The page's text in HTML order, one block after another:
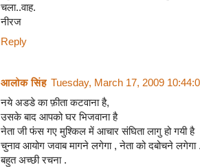
चला..वाह.
नीरज
Reply
आलोक सिंह Tuesday, March 17, 2009
नये अडडे का फ़ीता कटवाना है,
उसके बाद आपको घर भिजवाना है
नेता जी फंस गए मुश्किल में आचार संघिता लागु हो गयी है
चुनाव आयोग जवाब मागने लगेगा , नेता को दबोचने लगेगा
बहुत अच्छी रचना .